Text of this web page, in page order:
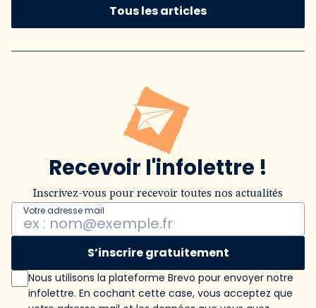
Tous les articles
Recevoir l'infolettre !
Inscrivez-vous pour recevoir toutes nos actualités
Votre adresse mail
S’inscrire gratuitement
Nous utilisons la plateforme Brevo pour envoyer notre
infolettre. En cochant cette case, vous acceptez que